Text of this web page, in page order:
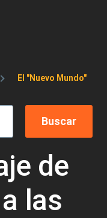
ayuda a la
El "Nuevo Mundo"
de
las